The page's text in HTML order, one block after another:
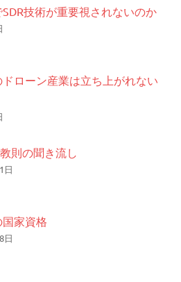
技術が重要視されないのか
ローン産業は立ち上がれない
則の聞き流し
日
国家資格
日